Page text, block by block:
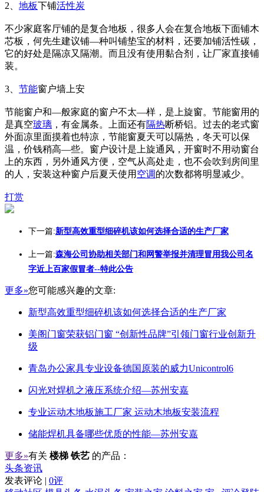
2、 地板下铺活性炭
不少家庭客厅铺的是复合地板，很多人会在复合地板下面铺木
芯板，何先生建议铺—种叫铺垫宝的材料，还要加铺活性碳，
它的好处是隔凉又隔潮。而且没有使用黏合剂，让厂家直接铺
装。
3、 节能窗户墙上安
节能窗户和—般家庭的窗户不太—样，是上旋窗。节能窗用的
是真空玻璃 ，有金属条。上面还有隔热断桥铝。过去的老式窗
外面凉里面摸着也特凉，节能窗夏天可以隔热，冬天可以保
温，价钱稍高—些。窗户设计是上旋通风，开窗时不用动窗台
上的东西，另外通风方便，空气从高处走，也不会吹到房间里
的人，安装这种窗户后夏天使用 空调的次数都将明显减少。
打赏
下一篇:新型高效重型细碎机该如何选择合适的生产厂家
上一篇:森海公司协助相关部门和网警举报并清理冒用我公司名
字近上百家假冒者--特此公告
更多»您可能感兴趣的文章:
新型高效重型细碎机该如何选择合适的生产厂家
美阁门窗荣获铝门窗 “创新性品牌”引领门窗行业创新升
级
青岛办公家具专业设备德国原装的威力Unicontrol6
闪光对焊机之液压系统介绍—苏州安嘉
专业运动木地板施工厂家 运动木地板安装流程
储能焊机具备哪些优质的性能—苏州安嘉
更多»有关 楼梯 铁艺 的产品：
头条资讯
发表评论 | 0评